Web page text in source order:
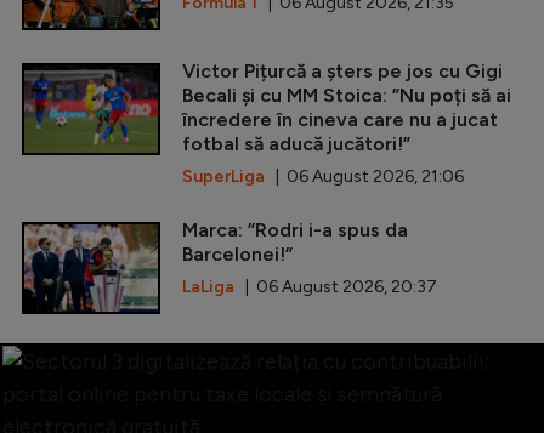
Victor Pițurcă a șters pe jos cu Gigi
Becali și cu MM Stoica: ”Nu poți să ai
încredere în cineva care nu a jucat
fotbal să aducă jucători!”
SuperLiga | 06 August 2026, 21:06
Marca: ”Rodri i-a spus da
Barcelonei!”
LaLiga | 06 August 2026, 20:37